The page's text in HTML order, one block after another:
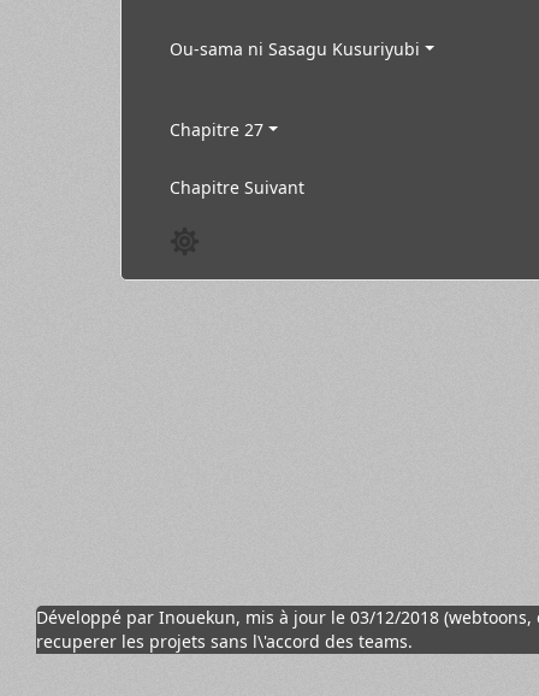
Ou-sama ni Sasagu Kusuriyubi
Chapitre 27
Chapitre Suivant
Développé par Inouekun, mis à jour le 03/12/2018
recuperer les projets sans l\'accord des teams.